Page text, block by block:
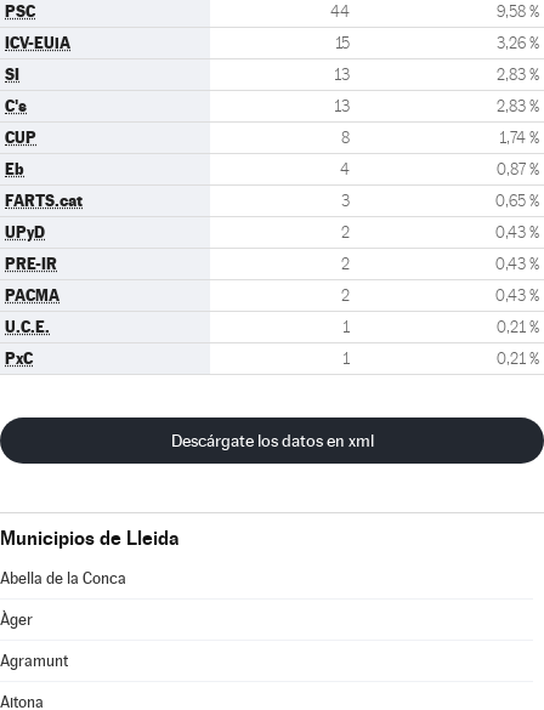
PSC 44 9,58 %
ICV-EUiA 15 3,26 %
SI 13 2,83 %
C's 13 2,83 %
CUP 8 1,74 %
Eb 4 0,87 %
FARTS.cat 3 0,65 %
UPyD 2 0,43 %
PRE-IR 2 0,43 %
PACMA 2 0,43 %
U.C.E. 1 0,21 %
PxC 1 0,21 %
Descárgate los datos en xml
Municipios de Lleida
Abella de la Conca
Àger
Agramunt
Aitona